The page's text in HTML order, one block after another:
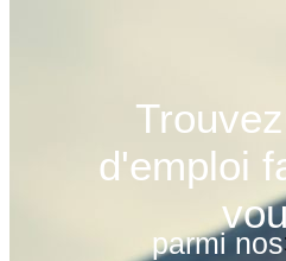
d'emploi
parmi nos